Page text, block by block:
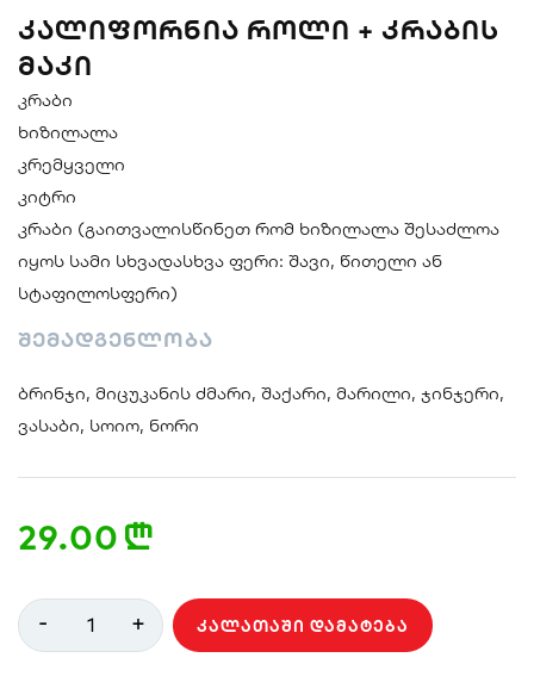
ᲙᲐᲚᲘᲤᲝᲠᲜᲘᲐ ᲠᲝᲚᲘ + ᲙᲠᲐᲑᲘᲡ
ᲛᲐᲙᲘ
კრაბი
ხიზილალა
კრემყველი
კიტრი
კრაბი (გაითვალისწინეთ რომ ხიზილალა შესაძლოა
იყოს სამი სხვადასხვა ფერი: შავი, წითელი ან
სტაფილოსფერი)
შემადგენლობა
ბრინჯი, მიცუკანის ძმარი, შაქარი, მარილი, ჯინჯერი,
ვასაბი, სოიო, ნორი
29.00 n
- 1 + ᲙᲐᲚᲐᲗᲐᲨᲘ ᲓᲐᲛᲐᲢᲔᲑᲐ